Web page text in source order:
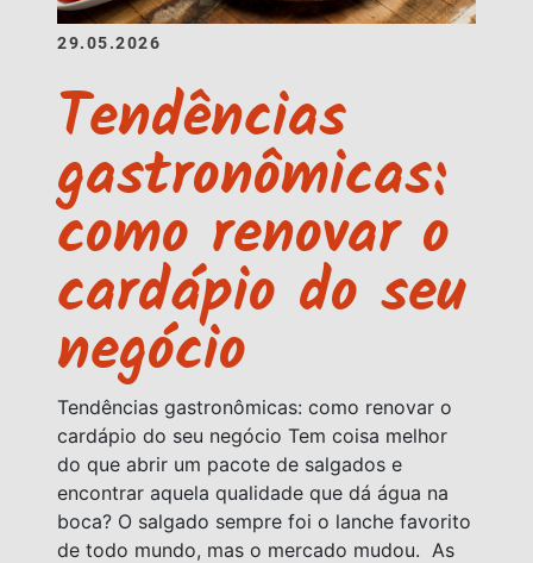
29.05.2026
Tendências
gastronômicas:
como renovar o
cardápio do seu
negócio
Tendências gastronômicas: como renovar o
cardápio do seu negócio Tem coisa melhor
do que abrir um pacote de salgados e
encontrar aquela qualidade que dá água na
boca? O salgado sempre foi o lanche favorito
de todo mundo, mas o mercado mudou. As